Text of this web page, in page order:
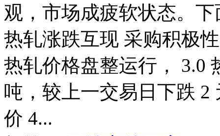
观，市场成疲软状态。
热轧涨跌互现 采购积极
热轧价格盘整运行， 3.0
吨，较上一交易日下跌 2
价 4...